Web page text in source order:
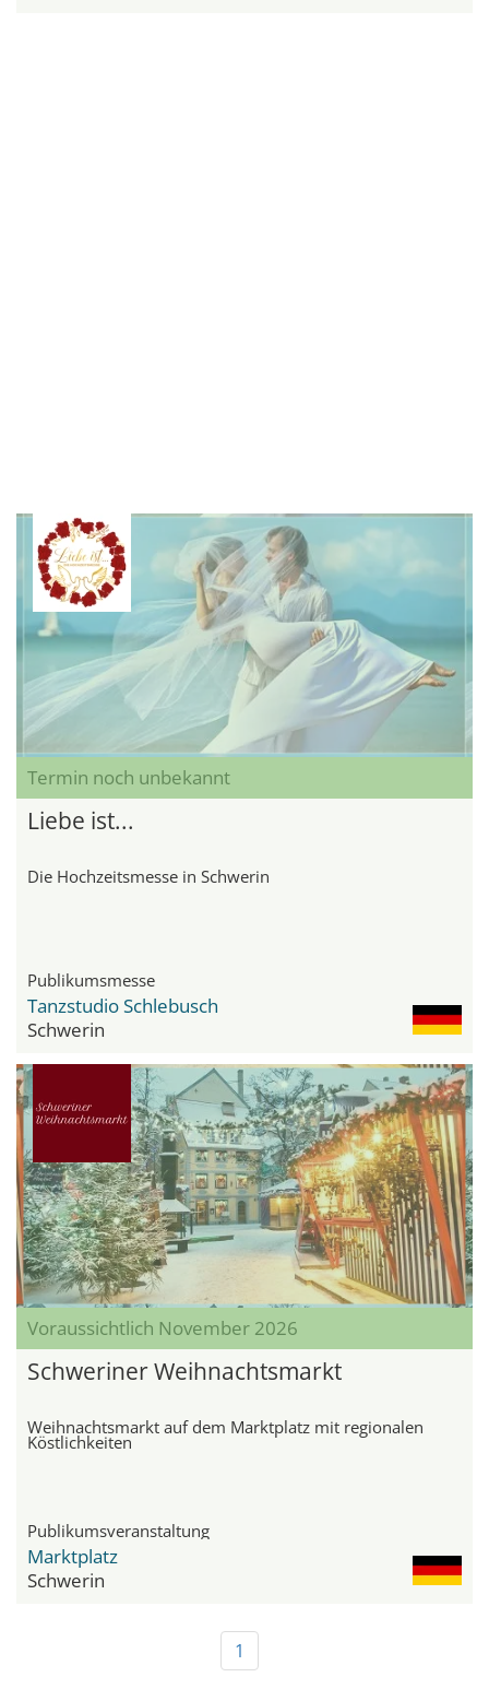
Termin noch unbekannt
Liebe ist...
Die Hochzeitsmesse in Schwerin
Publikumsmesse
Tanzstudio Schlebusch
Schwerin
Voraussichtlich November 2026
Schweriner Weihnachtsmarkt
Weihnachtsmarkt auf dem Marktplatz mit regionalen
Köstlichkeiten
Publikumsveranstaltung
Marktplatz
Schwerin
1